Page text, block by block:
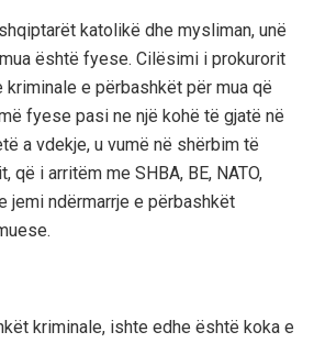
katolikë dhe mysliman, unë
është fyese. Cilësimi i prokurorit
kriminale e përbashkët për mua që
fyese pasi ne një kohë të gjatë në
a vdekje, u vumë në shërbim të
që i arritëm me SHBA, BE, NATO,
jemi ndërmarrje e përbashkët
kriminale, ishte edhe është koka e